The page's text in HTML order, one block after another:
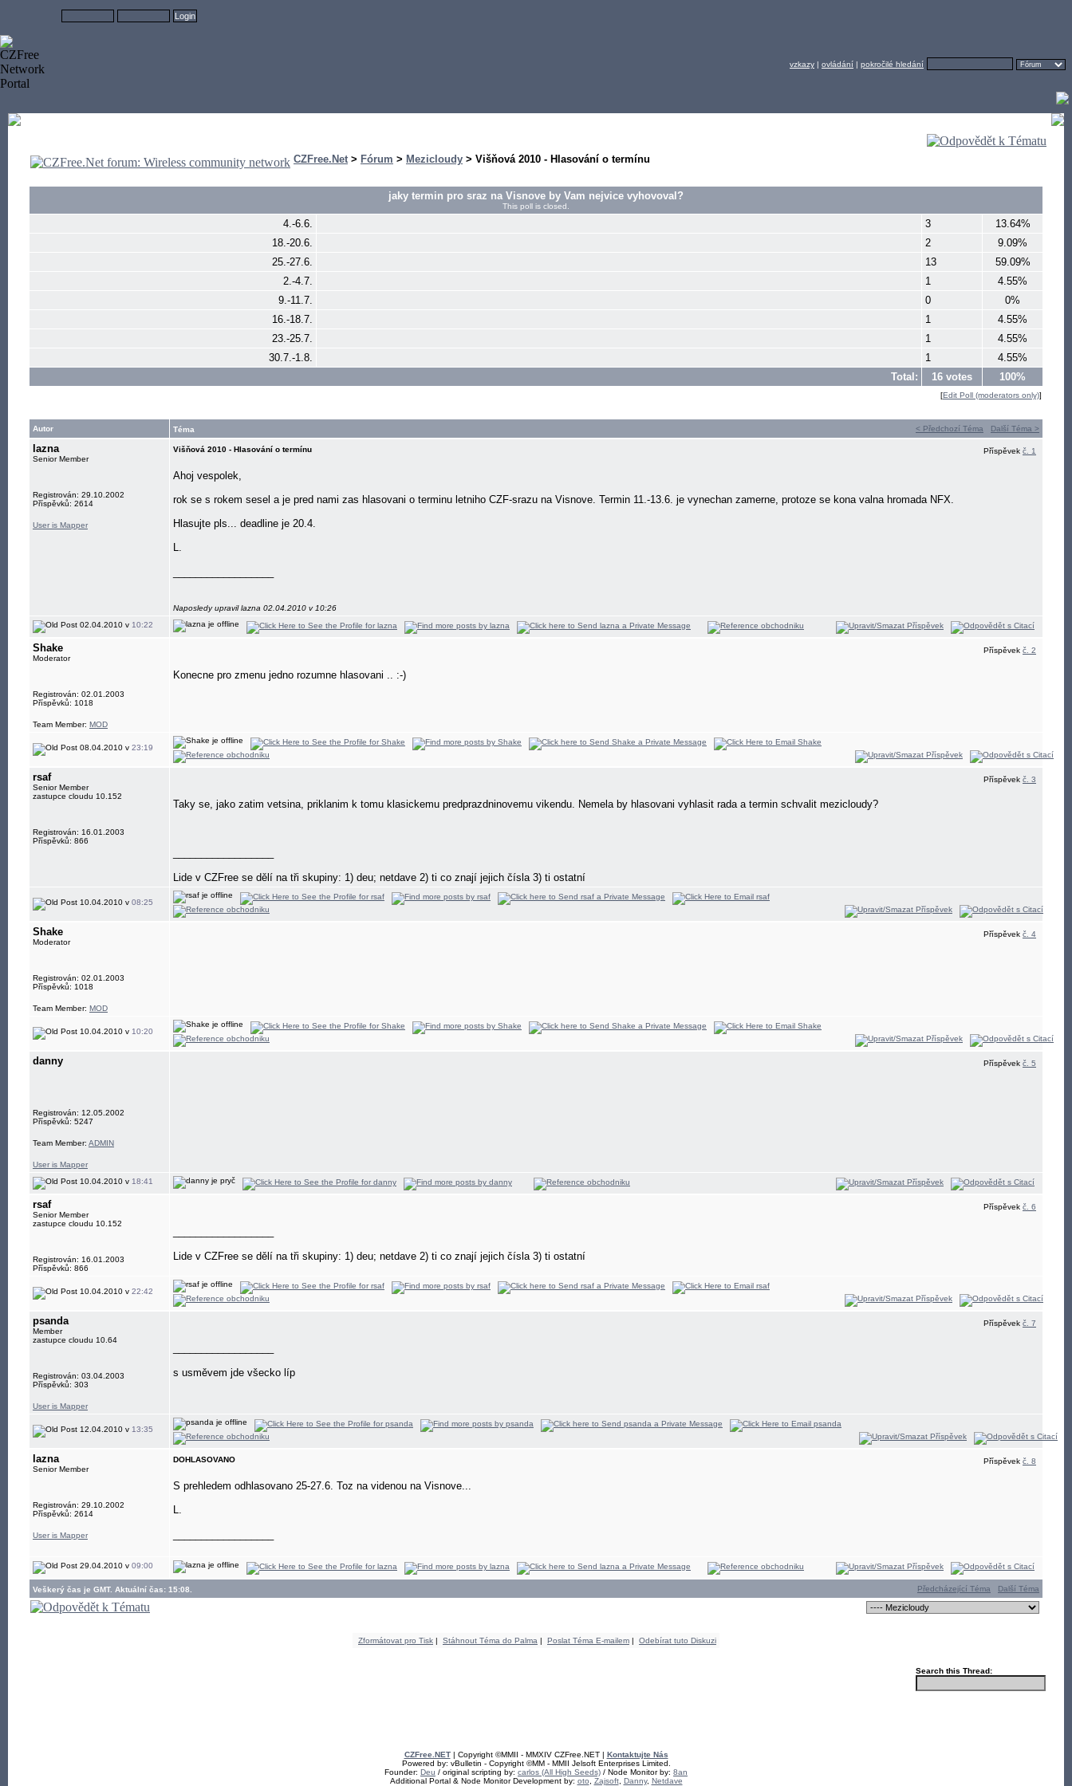
vzkazy | ovládání | pokročilé hledání
CZFree.Net > Fórum > Mezicloudy > Višňová 2010 - Hlasování o termínu
jaky termin pro sraz na Visnove by Vam nejvice vyhovoval?
This poll is closed.
4.-6.6. 3
13.64%
18.-20.6.
2
9.09%
25.-27.6.
13
59.09%
2.-4.7.
1
4.55%
9.-11.7.
0
0%
16.-18.7.
1
4.55%
23.-25.7.
1
4.55%
30.7.-1.8.
1
4.55%
Total:
16 votes 100%
[Edit Poll (moderators only)]
Autor Téma < Předchozí Téma Další Téma >
lazna
Senior Member
Registrován: 29.10.2002
Příspěvků: 2614
User is Mapper
Višňová 2010 - Hlasování o termínu Příspěvek č. 1
Ahoj vespolek,
rok se s rokem sesel a je pred nami zas hlasovani o terminu letniho CZF-srazu na Visnove. Termin 11.-13.6. je vynechan zamerne, protoze se kona valna hromada NFX.
Hlasujte pls... deadline je 20.4.
L.
Naposledy upravil lazna 02.04.2010 v 10:26
02.04.2010 v 10:22
Shake
Moderator
Registrován: 02.01.2003
Příspěvků: 1018
Team Member: MOD
Příspěvek č. 2
Konecne pro zmenu jedno rozumne hlasovani .. :-)
08.04.2010 v 23:19
rsaf
Senior Member
zastupce cloudu 10.152
Registrován: 16.01.2003
Příspěvků: 866
Příspěvek č. 3
Taky se, jako zatim vetsina, priklanim k tomu klasickemu predprazdninovemu vikendu. Nemela by hlasovani vyhlasit rada a termin schvalit mezicloudy?
Lide v CZFree se dělí na tři skupiny: 1) deu; netdave 2) ti co znají jejich čísla 3) ti ostatní
10.04.2010 v 08:25
Shake
Moderator
Registrován: 02.01.2003
Příspěvků: 1018
Team Member: MOD
Příspěvek č. 4
10.04.2010 v 10:20
danny
Registrován: 12.05.2002
Příspěvků: 5247
Team Member: ADMIN
User is Mapper
Příspěvek č. 5
10.04.2010 v 18:41
rsaf
Senior Member
zastupce cloudu 10.152
Registrován: 16.01.2003
Příspěvků: 866
Příspěvek č. 6
Lide v CZFree se dělí na tři skupiny: 1) deu; netdave 2) ti co znají jejich čísla 3) ti ostatní
10.04.2010 v 22:42
psanda
Member
zastupce cloudu 10.64
Registrován: 03.04.2003
Příspěvků: 303
User is Mapper
Příspěvek č. 7
s usměvem jde všecko líp
12.04.2010 v 13:35
lazna
Senior Member
Registrován: 29.10.2002
Příspěvků: 2614
User is Mapper
DOHLASOVANO Příspěvek č. 8
S prehledem odhlasovano 25-27.6. Toz na videnou na Visnove...
L.
29.04.2010 v 09:00
Veškerý čas je GMT. Aktuální čas: 15:08. Předcházející Téma Další Téma
Zformátovat pro Tisk | Stáhnout Téma do Palma | Poslat Téma E-mailem | Odebírat tuto Diskuzi
Search this Thread:
CZFree.NET| Copyright ©MMII - MMXIV CZFree.NET | Kontaktujte Nás
Powered by: vBulletin - Copyright ©MM - MMII Jelsoft Enterprises Limited.
Founder: Deu / original scripting by: carlos (All High Seeds) / Node Monitor by: 8an
Additional Portal & Node Monitor Development by: oto Zajsoft, Danny, Netdave